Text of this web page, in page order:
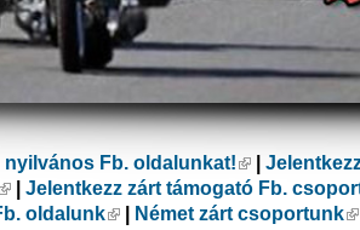
nyilvános Fb. oldalunkat!(külső
(külső hivatkozás)
Jelentkezz zárt támogató Fb.
oldalunk(külső hivatkozás)
Német zárt csoportunk